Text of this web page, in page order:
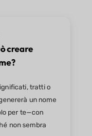
creare
tratti o
un nome
per te—con
non sembra